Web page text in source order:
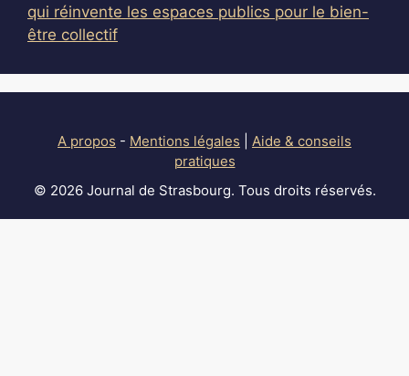
qui réinvente les espaces publics pour le bien-
être collectif
A propos - Mentions légales
Aide & conseils
pratiques
© 2026 Journal de Strasbourg. Tous droits réservés.